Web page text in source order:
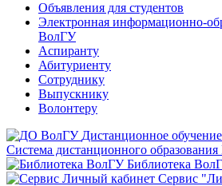
Объявления для студентов
Электронная информационно-
ВолГУ
Аспиранту
Абитуриенту
Сотруднику
Выпускнику
Волонтеру
Дистанционное обучение
Система дистанционного
Библиотека
Сервис